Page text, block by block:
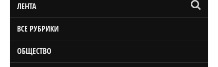
ЛЕНТА
ВСЕ РУБРИКИ
ОБЩЕСТВО